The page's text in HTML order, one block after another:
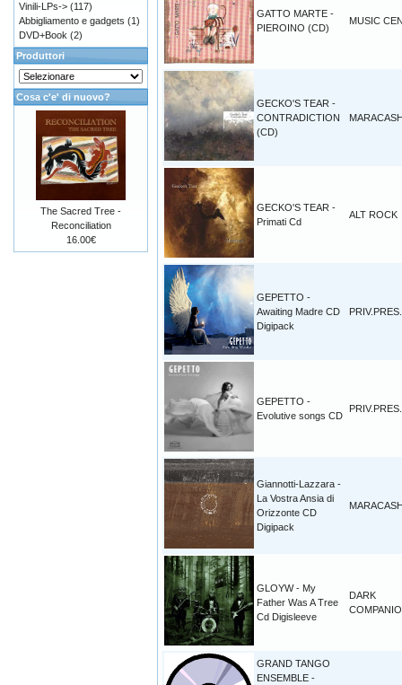
GATTO MARTE -
PIEROINO (CD)
MUSIC
GECKO'S TEAR -
CONTRADICTION
(CD)
GECKO'S TEAR -
Primati Cd
ALT ROCK
GEPETTO -
Awaiting Madre CD
Digipack
PRIV.PRES.
GEPETTO -
Evolutive songs CD
PRIV.PRES.
Giannotti-Lazzara -
La Vostra Ansia di
Orizzonte CD
Digipack
GLOYW - My
Father Was A Tree
Cd Digisleeve
DARK
GRAND TANGO
ENSEMBLE -
Vinili-LPs-> (117)
Abbigliamento e gadgets (1)
DVD+Book (2)
Produttori
Cosa c'e' di nuovo?
The Sacred Tree -
Reconciliation
16.00€